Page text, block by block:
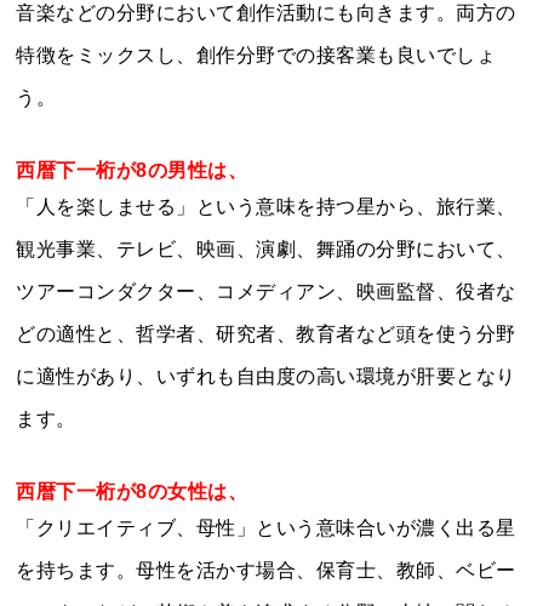
音楽などの分野において創作活動にも向きます。両方の
特徴をミックスし、創作分野での接客業も良いでしょ
う。
西暦下一桁が8の男性は、
「人を楽しませる」という意味を持つ星から、旅行業、
観光事業、テレビ、映画、演劇、舞踊の分野において、
ツアーコンダクター、コメディアン、映画監督、役者な
どの適性と、哲学者、研究者、教育者など頭を使う分野
に適性があり、いずれも自由度の高い環境が肝要となり
ます。
西暦下一桁が8の女性は、
「クリエイティブ、母性」という意味合いが濃く出る星
を持ちます。母性を活かす場合、保育士、教師、ベビー